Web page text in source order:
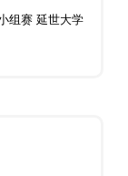
组赛 延世大学